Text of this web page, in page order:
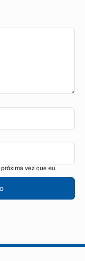
vez que eu